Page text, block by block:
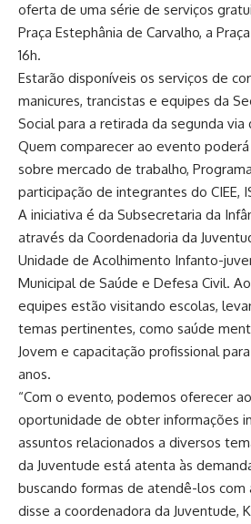
oferta de uma série de serviços
Praça Estephânia de Carvalho, a
16h.
Estarão disponíveis os serviços de
manicures, trancistas e equipes da
Social para a retirada da segunda
Quem comparecer ao evento
sobre mercado de trabalho,
participação de integrantes do CIEE,
A iniciativa é da Subsecretaria da
através da Coordenadoria da
Unidade de Acolhimento Infanto-
Municipal de Saúde e Defesa Civil.
equipes estão visitando escolas,
temas pertinentes, como saúde
Jovem e capacitação profissional
anos.
“Com o evento, podemos oferecer
oportunidade de obter informações
assuntos relacionados a diversos
da Juventude está atenta às
buscando formas de atendê-los com
disse a coordenadora da Juventude,